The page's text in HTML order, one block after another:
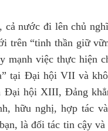
cả nước đi lên chủ
trên “tinh thần giữ
mạnh việc thực hiện
tại Đại hội VII và
hội XIII, Đảng
hữu nghị, hợp tác
là đối tác tin cậy